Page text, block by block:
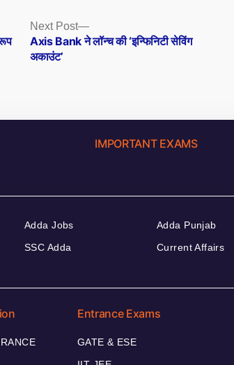
Next Post
Next
post:
Axis Bank ने लॉन्च की ‘इन्फिनिटी सेविंग
अकाउंट’
IMPORTANT EXAMS
Adda Jobs
SSC Adda
Adda Punjab
Current Affairs
Entrance Exams
GATE & ESE